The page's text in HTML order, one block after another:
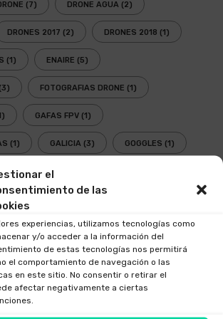
el
de las
experiencias, utilizamos tecnologías como
y/o acceder a la información del
de estas tecnologías nos permitirá
el comportamiento de navegación o las
en este sitio. No consentir o retirar el
afectar negativamente a ciertas
(7) DRONE AGUA (2)
DRONES 2017 (2) DRONES 2018 (1)
(1) ENAIRE (5)
(3) FOTOGRAFIAS DRONE (1)
GAFAS FPV (1)
(1) GALICIA (3) GOGGLES (1)
DRONES(3)
(1) OPERADOR AESA(4)
(3) PLANIFICADOR ENAIRE DRONES(2)